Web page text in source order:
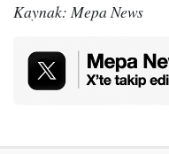
Kaynak: Mepa News